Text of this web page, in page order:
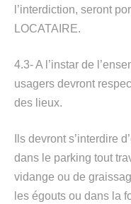
l’interdiction, seront
LOCATAIRE.
4.3- A l’instar de
usagers devront
des lieux.
Ils devront s’interdire
dans le parking tout
vidange ou de
les égouts ou dans la